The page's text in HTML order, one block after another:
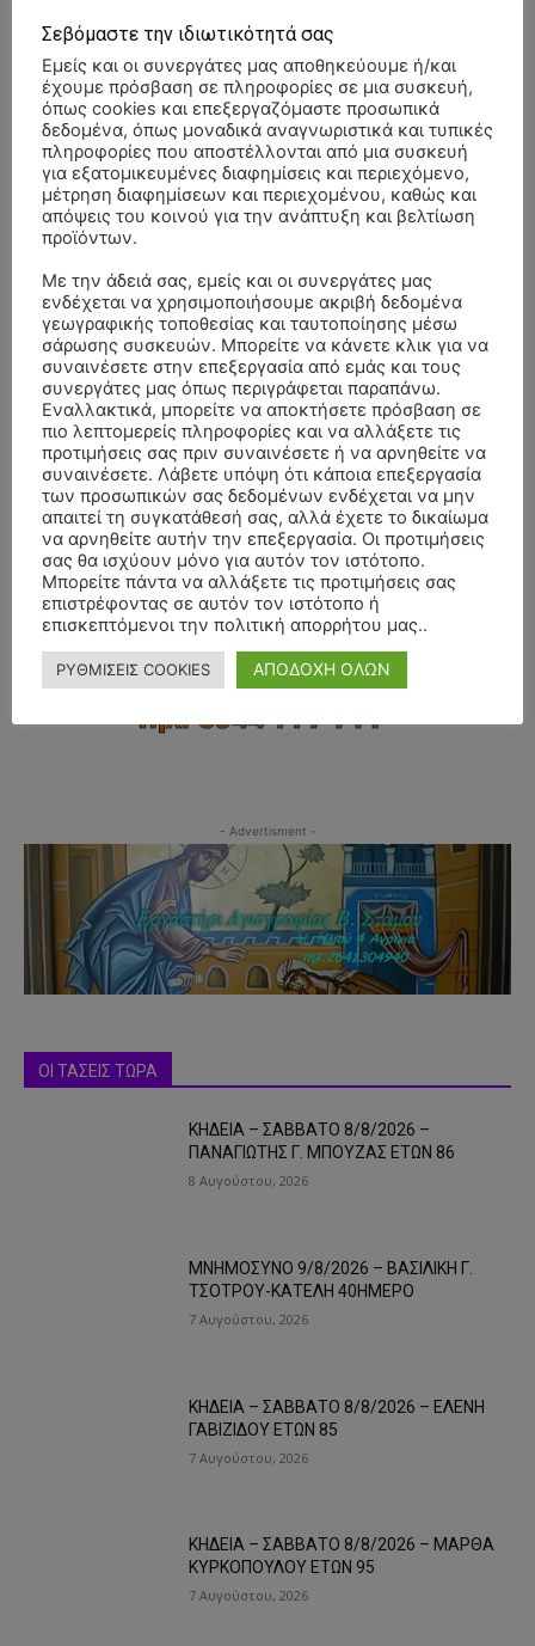
- Advertisment -
- Advertisment -
ΟΙ ΤΑΣΕΙΣ ΤΩΡΑ
ΚΗΔΕΙΑ – ΣΑΒΒΑΤΟ 8/8/2026 –
ΠΑΝΑΓΙΩΤΗΣ Γ. ΜΠΟΥΖΑΣ ΕΤΩΝ 86
8 Αυγούστου, 2026
ΜΝΗΜΟΣΥΝΟ 9/8/2026 – ΒΑΣΙΛΙΚΗ Γ.
ΤΣΟΤΡΟΥ-ΚΑΤΕΛΗ 40ΗΜΕΡΟ
7 Αυγούστου, 2026
ΚΗΔΕΙΑ – ΣΑΒΒΑΤΟ 8/8/2026 – ΕΛΕΝΗ
ΓΑΒΙΖΙΔΟΥ ΕΤΩΝ 85
7 Αυγούστου, 2026
ΚΗΔΕΙΑ – ΣΑΒΒΑΤΟ 8/8/2026 – ΜΑΡΘΑ
ΚΥΡΚΟΠΟΥΛΟΥ ΕΤΩΝ 95
7 Αυγούστου, 2026
Σεβόμαστε την ιδιωτικότητά σας
Εμείς και οι συνεργάτες μας αποθηκεύουμε ή/και
έχουμε πρόσβαση σε πληροφορίες σε μια συσκευή,
όπως cookies και επεξεργαζόμαστε προσωπικά
δεδομένα, όπως μοναδικά αναγνωριστικά και τυπικές
πληροφορίες που αποστέλλονται από μια συσκευή
για εξατομικευμένες διαφημίσεις και περιεχόμενο,
μέτρηση διαφημίσεων και περιεχομένου, καθώς και
απόψεις του κοινού για την ανάπτυξη και βελτίωση
προϊόντων.
Με την άδειά σας, εμείς και οι συνεργάτες μας
ενδέχεται να χρησιμοποιήσουμε ακριβή δεδομένα
γεωγραφικής τοποθεσίας και ταυτοποίησης μέσω
σάρωσης συσκευών. Μπορείτε να κάνετε κλικ για να
συναινέσετε στην επεξεργασία από εμάς και τους
συνεργάτες μας όπως περιγράφεται παραπάνω.
Εναλλακτικά, μπορείτε να αποκτήσετε πρόσβαση σε
πιο λεπτομερείς πληροφορίες και να αλλάξετε τις
προτιμήσεις σας πριν συναινέσετε ή να αρνηθείτε να
συναινέσετε. Λάβετε υπόψη ότι κάποια επεξεργασία
των προσωπικών σας δεδομένων ενδέχεται να μην
απαιτεί τη συγκατάθεσή σας, αλλά έχετε το δικαίωμα
να αρνηθείτε αυτήν την επεξεργασία. Οι προτιμήσεις
σας θα ισχύουν μόνο για αυτόν τον ιστότοπο.
Μπορείτε πάντα να αλλάξετε τις προτιμήσεις σας
επιστρέφοντας σε αυτόν τον ιστότοπο ή
επισκεπτόμενοι την πολιτική απορρήτου μας..
ΡΥΘΜΙΣΕΙΣ COOKIES ΑΠΟΔΟΧΗ ΟΛΩΝ